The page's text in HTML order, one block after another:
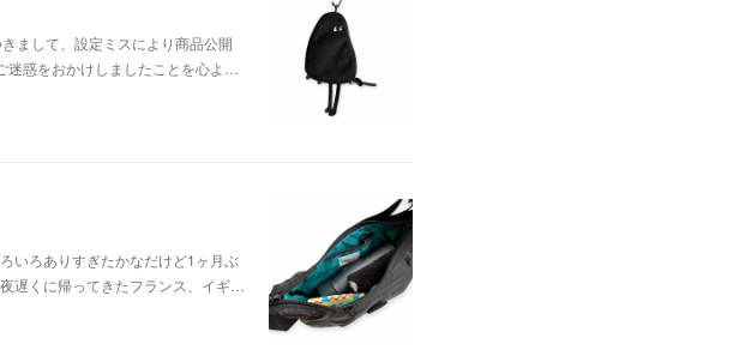
まして、設定ミスにより商品公開
惑をおかけしましたことを心よ…
いろありすぎたかなだけど1ヶ月ぶ
遅くに帰ってきたフランス、イギ…